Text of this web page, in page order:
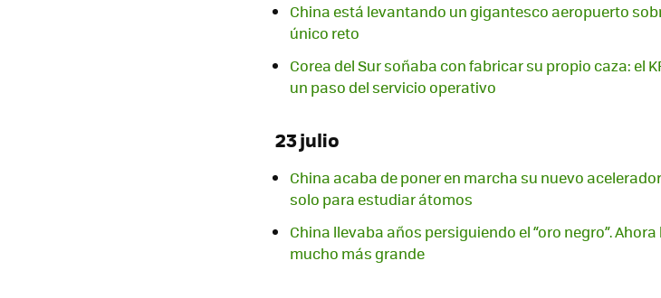
China está levantando un gigantesco aeropuerto
único reto
Corea del Sur soñaba con fabricar su propio caza: el
un paso del servicio operativo
23 julio
China acaba de poner en marcha su nuevo
solo para estudiar átomos
China llevaba años persiguiendo el “oro negro”.
mucho más grande